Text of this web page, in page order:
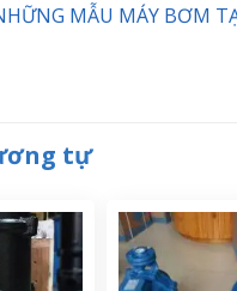
MẪU MÁY BƠM
tự